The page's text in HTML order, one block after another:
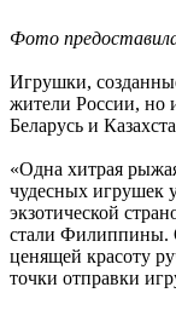
Фото
Игрушки,
жители России, но
Беларусь и
«Одна хитрая
чудесных игрушек
экзотической
стали Филиппины.
ценящей красоту
точки отправки